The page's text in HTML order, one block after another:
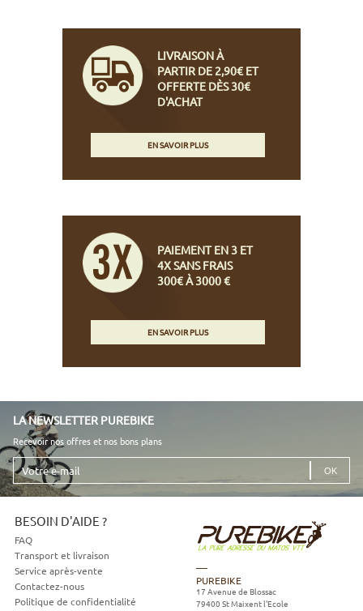
LIVRAISON À
PARTIR DE 2,90€ ET
OFFERTE DÈS 30€
D'ACHAT
EN SAVOIR PLUS
PAIEMENT EN 3 ET
4X SANS FRAIS
300€ À 3000 €
EN SAVOIR PLUS
LA NEWSLETTER PUREBIKE
Recevoir nos offres et nos bons plans
Votre
e-
mail
BESOIN D'AIDE ?
FAQ
Transport et livraison
Service après-vente
Contactez-nous
Politique de confidentialité
PUREBIKE
17 Avenue de Blossac
79400 St Maixent l'Ecole